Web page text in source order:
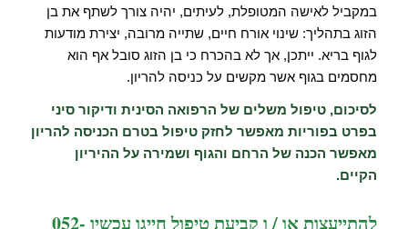
במקביל לאישה המטופלת, לעיתים, יהיה צורך לשתף את בן
הזוג בתהליך: שינוי אורח חיים, שתייה מרובה, יצירת מודעות
לגוף בריא. ייתכן, אך לא בהכרח כי בן הזוג סובל אף הוא
מחסמים בגוף אשר מקשים על כניסה להריון.
לסיכום, טיפול משלים של הרפואה הסינית ודיקור סיני
בפרט בפוריות מאפשר לחזק טיפול בטרם הכניסה להריון
מאפשר הכנה של הרחם והגוף ושמירה על ההיריון
הקיים.
להתייעצות או / ו קביעת טיפול חייגו עכשיו 052-